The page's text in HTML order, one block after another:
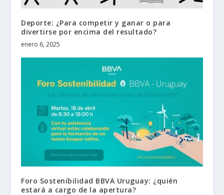
Deporte: ¿Para competir y ganar o para
divertirse por encima del resultado?
enero 6, 2025
Foro Sostenibilidad BBVA Uruguay: ¿quién
estará a cargo de la apertura?